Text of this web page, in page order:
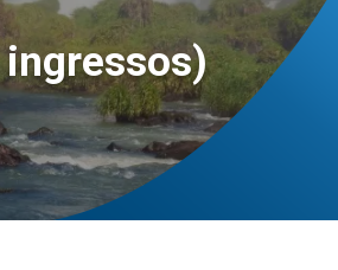
ingressos)